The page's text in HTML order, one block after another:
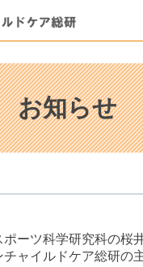
お知らせ
ーツ科学研究科の桜
ャイルドケア総研の